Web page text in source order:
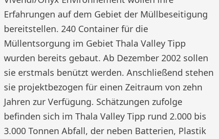
Erfahrungen auf dem Gebiet der Müllbeseitigung
bereitstellen. 240 Container für die
Müllentsorgung im Gebiet Thala Valley Tipp
wurden bereits gebaut. Ab Dezember 2002 sollen
sie erstmals benützt werden. Anschließend stehen
sie projektbezogen für einen Zeitraum von zehn
Jahren zur Verfügung. Schätzungen zufolge
befinden sich im Thala Valley Tipp rund 2.000 bis
3.000 Tonnen Abfall, der neben Batterien, Plastik